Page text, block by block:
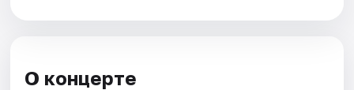
О концерте